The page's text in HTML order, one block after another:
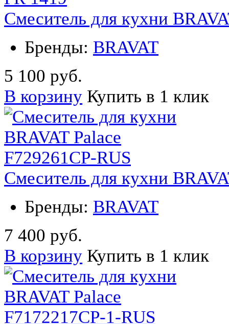
Смеситель для кухни
Бренды: BRAVAT
5 100 руб.
В корзину Купить в 1 клик
Смеситель для кухни
Бренды: BRAVAT
7 400 руб.
В корзину Купить в 1 клик